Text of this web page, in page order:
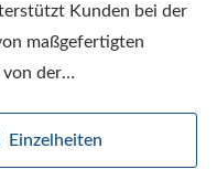
Kunden bei der
maßgefertigten
der
Einzelheiten